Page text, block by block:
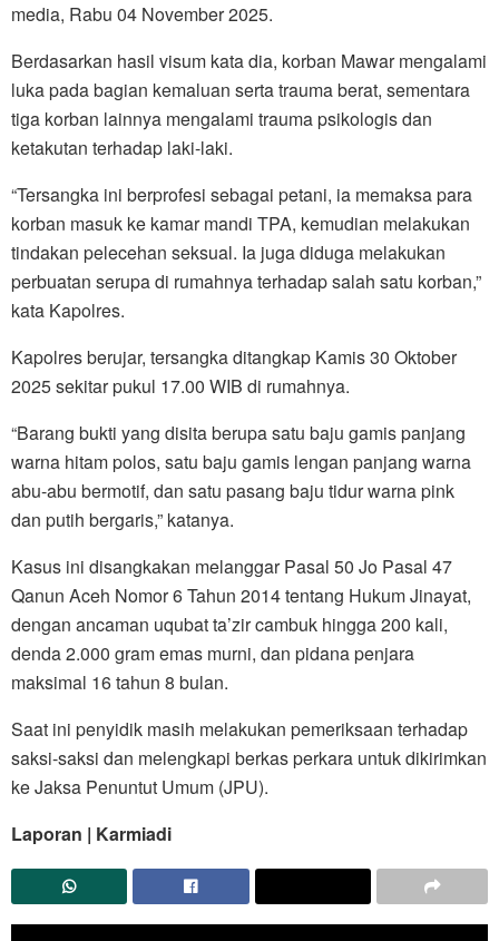
media, Rabu 04 November 2025.
Berdasarkan hasil visum kata dia, korban Mawar mengalami
luka pada bagian kemaluan serta trauma berat, sementara
tiga korban lainnya mengalami trauma psikologis dan
ketakutan terhadap laki-laki.
“Tersangka ini berprofesi sebagai petani, ia memaksa para
korban masuk ke kamar mandi TPA, kemudian melakukan
tindakan pelecehan seksual. Ia juga diduga melakukan
perbuatan serupa di rumahnya terhadap salah satu korban,”
kata Kapolres.
Kapolres berujar, tersangka ditangkap Kamis 30 Oktober
2025 sekitar pukul 17.00 WIB di rumahnya.
“Barang bukti yang disita berupa satu baju gamis panjang
warna hitam polos, satu baju gamis lengan panjang warna
abu-abu bermotif, dan satu pasang baju tidur warna pink
dan putih bergaris,” katanya.
Kasus ini disangkakan melanggar Pasal 50 Jo Pasal 47
Qanun Aceh Nomor 6 Tahun 2014 tentang Hukum Jinayat,
dengan ancaman uqubat ta’zir cambuk hingga 200 kali,
denda 2.000 gram emas murni, dan pidana penjara
maksimal 16 tahun 8 bulan.
Saat ini penyidik masih melakukan pemeriksaan terhadap
saksi-saksi dan melengkapi berkas perkara untuk dikirimkan
ke Jaksa Penuntut Umum (JPU).
Laporan | Karmiadi